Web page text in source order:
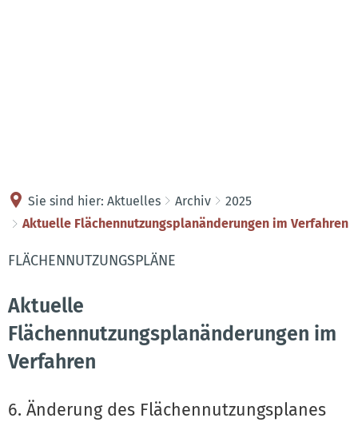
Sie sind hier: Aktuelles Archiv
2025
Aktuelle Flächennutzungsplanänderungen im Verfahren
FLÄCHENNUTZUNGSPLÄNE
Aktuelle
Flächennutzungsplanänderungen im
Verfahren
6. Änderung des Flächennutzungsplanes